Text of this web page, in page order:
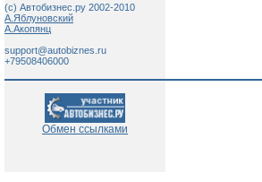
(c) Автобизнес.ру 2002-2010
А.Яблуновский
А.Акопянц
support@autobiznes.ru
+79508406000
Обмен ссылками